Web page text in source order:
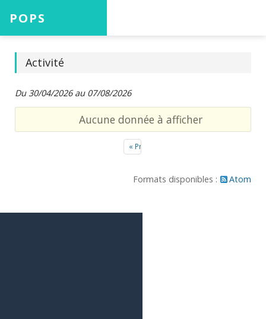
POPS
Accueil
Projets
Activité
Du 30/04/2026 au 07/08/2026
Aucune donnée à afficher
« Précédent
Formats disponibles : Atom